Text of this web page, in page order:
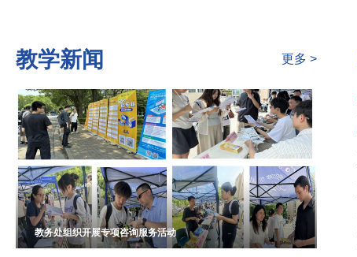
教学新闻 更多 >
教务处组织开展专项咨询服务活动